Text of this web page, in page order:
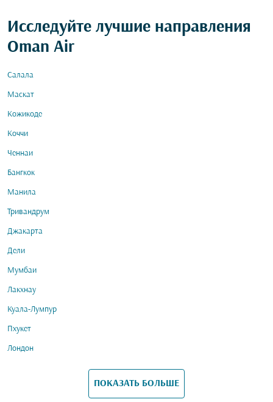
Исследуйте лучшие направления
Oman Air
Салала
Маскат
Кожикоде
Коччи
Ченнаи
Бангкок
Манила
Тривандрум
Джакарта
Дели
Мумбаи
Лакхнау
Куала-Лумпур
Пхукет
Лондон
ПОКАЗАТЬ БОЛЬШЕ